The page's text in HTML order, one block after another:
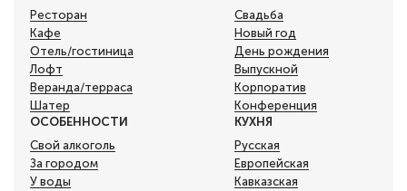
Ресторан
Кафе
Отель/гостиница
Лофт
Веранда/терраса
Шатер
Свадьба
Новый год
День рождения
Выпускной
Корпоратив
Конференция
ОСОБЕННОСТИ
Свой алкоголь
За городом
У воды
КУХНЯ
Русская
Европейская
Кавказская